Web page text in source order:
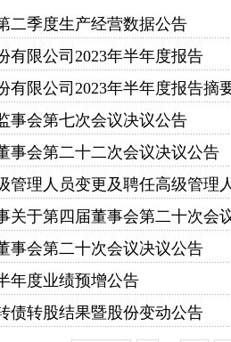
二季度生产经营数据公告
有限公司2023年半年度报告
有限公司2023年半年度报告摘
事会第七次会议决议公告
事会第二十二次会议决议公告
管理人员变更及聘任高级管理
关于第四届董事会第二十次会
事会第二十次会议决议公告
年度业绩预增公告
债转股结果暨股份变动公告